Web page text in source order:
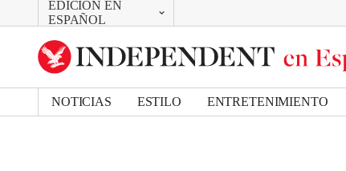
EDICIÓN EN
ESPAÑOL
CAMBIAR
UK Edition
US Edition
NOTICIAS ESTILO ENTRETENIMIENTO